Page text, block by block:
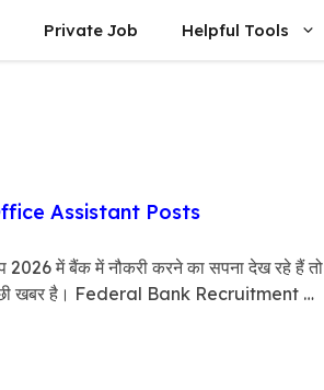
Private Job Helpful Tools
Assistant Posts
2026 में बैंक में नौकरी करने का सपना देख रहे हैं तो
खबर है। Federal Bank Recruitment …